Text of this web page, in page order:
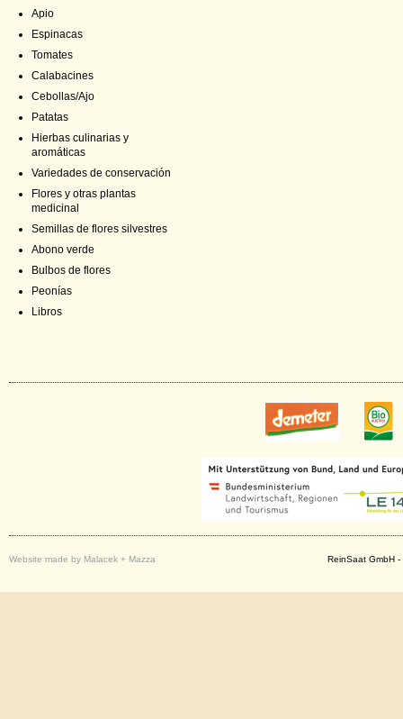
Apio
Espinacas
Tomates
Calabacines
Cebollas/Ajo
Patatas
Hierbas culinarias y
aromáticas
Variedades de conservación
Flores y otras plantas
medicinal
Semillas de flores silvestres
Abono verde
Bulbos de flores
Peonías
Libros
Website made by Malacek + Mazza ReinSaat GmbH